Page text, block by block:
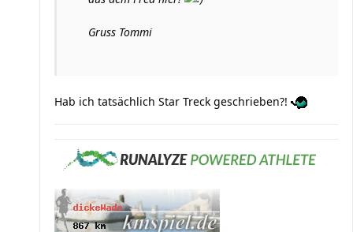
Gruss Tommi
Hab ich tatsächlich Star Treck geschrieben?!